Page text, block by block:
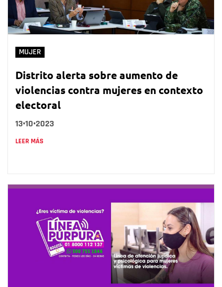
MUJER
Distrito alerta sobre aumento de
violencias contra mujeres en contexto
electoral
13•10•2023
LEER MÁS